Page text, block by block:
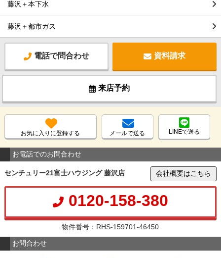
藤沢＋本下水
藤沢＋都市ガス
電話で問合わせ 資料請求
来店予約
お気に入りに登録する メールで送る LINEで送る
お電話でのお問合わせ
センチュリー21富士ハウジング 藤沢店 会社概要はこちら
0120-158-380
物件番号：RHS-159701-46450
お問合わせ